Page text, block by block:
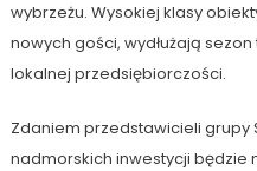
wybrzeżu. Wysokiej klasy
nowych gości, wydłużają
lokalnej przedsiębiorczości.
Zdaniem przedstawicieli grupy
nadmorskich inwestycji